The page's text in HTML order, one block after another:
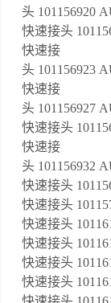
头 101156920
快速接头
快速接
头 101156923
快速接
头 101156927
快速接头
快速接
头 101156932
快速接头
快速接头
快速接头
快速接头
快速接头
快速接头